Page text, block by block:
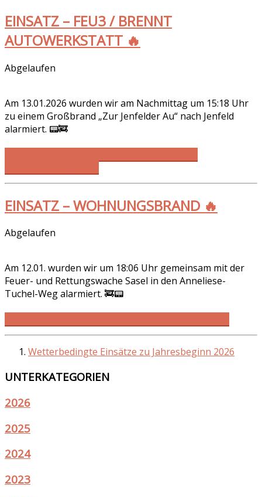
EINSATZ – FEU3 / BRENNT
AUTOWERKSTATT 🔥
Abgelaufen
Am 13.01.2026 wurden wir am Nachmittag um 15:18 Uhr
zu einem Großbrand „Zur Jenfelder Au“ nach Jenfeld
alarmiert. 📟🚒
EINSATZ – WOHNUNGSBRAND 🔥
Abgelaufen
Am 12.01. wurden wir um 18:06 Uhr gemeinsam mit der
Feuer- und Rettungswache Sasel in den Anneliese-
Tuchel-Weg alarmiert. 🚒📟
Wetterbedingte Einsätze zu Jahresbeginn 2026
UNTERKATEGORIEN
2026
2025
2024
2023